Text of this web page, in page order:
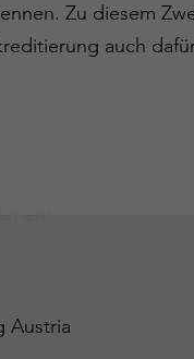
Zu diesem
auch
Austria